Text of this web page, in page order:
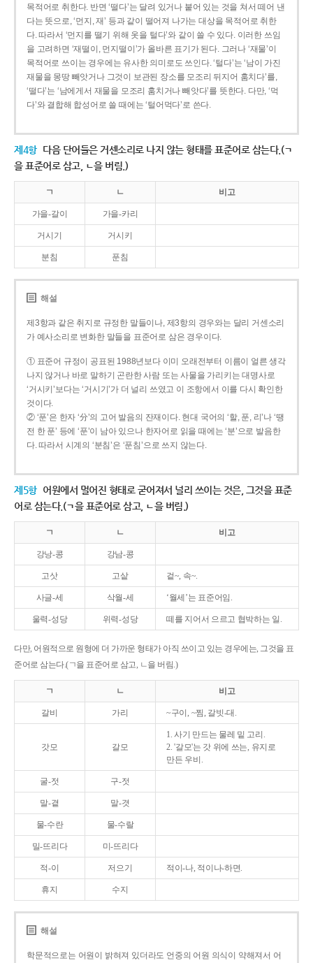
목적어로 취한다. 반면 ‘떨다’는 달려 있거나 붙어 있는 것을 쳐서 떼어 낸
다는 뜻으로, ‘먼지, 재’ 등과 같이 떨어져 나가는 대상을 목적어로 취한
다. 따라서 ‘먼지를 떨기 위해 옷을 털다’와 같이 쓸 수 있다. 이러한 쓰임
을 고려하면 ‘재떨이, 먼지떨이’가 올바른 표기가 된다. 그러나 ‘재물’이
목적어로 쓰이는 경우에는 유사한 의미로도 쓰인다. ‘털다’는 ‘남이 가진
재물을 몽땅 빼앗거나 그것이 보관된 장소를 모조리 뒤지어 훔치다’를,
‘떨다’는 ‘남에게서 재물을 모조리 훔치거나 빼앗다’를 뜻한다. 다만, ‘먹
다’와 결합해 합성어로 쓸 때에는 ‘털어먹다’로 쓴다.
제4항 다음 단어들은 거센소리로 나지 않는 형태를 표준어로 삼는다.(ㄱ
을 표준어로 삼고, ㄴ을 버림.)
ㄱ ㄴ 비고
가을-갈이 가을-카리
거시기 거시키
분침 푼침
해설
제3항과 같은 취지로 규정한 말들이나, 제3항의 경우와는 달리 거센소리
가 예사소리로 변화한 말들을 표준어로 삼은 경우이다.
① 표준어 규정이 공표된 1988년보다 이미 오래전부터 이름이 얼른 생각
나지 않거나 바로 말하기 곤란한 사람 또는 사물을 가리키는 대명사로
‘거시키’보다는 ‘거시기’가 더 널리 쓰였고 이 조항에서 이를 다시 확인한
것이다.
② ‘푼’은 한자 ‘分’의 고어 발음의 잔재이다. 현대 국어의 ‘할, 푼, 리’나 ‘땡
전 한 푼’ 등에 ‘푼’이 남아 있으나 한자어로 읽을 때에는 ‘분’으로 발음한
다. 따라서 시계의 ‘분침’은 ‘푼침’으로 쓰지 않는다.
제5항 어원에서 멀어진 형태로 굳어져서 널리 쓰이는 것은, 그것을 표준
어로 삼는다.(ㄱ을 표준어로 삼고, ㄴ을 버림.)
ㄱ ㄴ 비고
강낭-콩 강남-콩
고삿 고샅 겉~, 속~.
사글-세 삭월-세 ‘월세’는 표준어임.
울력-성당 위력-성당 떼를 지어서 으르고 협박하는 일.
다만, 어원적으로 원형에 더 가까운 형태가 아직 쓰이고 있는 경우에는, 그것을 표
준어로 삼는다.(ㄱ을 표준어로 삼고, ㄴ을 버림.)
ㄱ ㄴ 비고
갈비 가리 ~구이, ~찜, 갈빗-대.
갓모 갈모
1. 사기 만드는 물레 밑 고리.
2. '갈모'는 갓 위에 쓰는, 유지로
만든 우비.
굴-젓 구-젓
말-곁 말-겻
물-수란 물-수랄
밀-뜨리다 미-뜨리다
적-이 저으기 적이-나, 적이나-하면.
휴지 수지
해설
학문적으로는 어원이 밝혀져 있더라도 언중의 어원 의식이 약해져서 어